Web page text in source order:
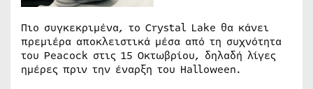
Πιο συγκεκριμένα, το Crystal Lake θα κάνει
πρεμιέρα αποκλειστικά μέσα από τη συχνότητα
του Peacock στις 15 Οκτωβρίου, δηλαδή λίγες
ημέρες πριν την έναρξη του Halloween.